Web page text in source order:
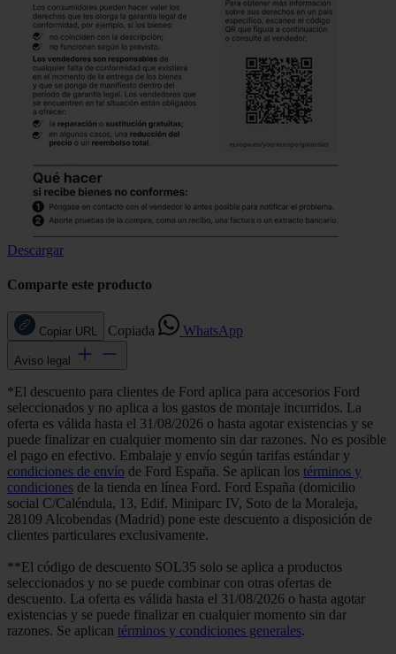
Descargar
Comparte este producto
Copiar URL Copiada WhatsApp
Aviso legal
*El descuento para clientes de Ford aplica para accesorios Ford
seleccionados y no aplica a los gastos de montaje incurridos. La
oferta es válida hasta el 31/08/2026 o hasta agotar existencias y se
puede finalizar en cualquier momento sin dar razones. No es posible
el pago en efectivo. Embalaje y envío según tarifas estándar y
condiciones de envío de Ford España. Se aplican los términos y
condiciones de la tienda en línea Ford. Ford España (domicilio
social C/Caléndula, 13, Edif. Miniparc IV, Soto de la Moraleja,
28109 Alcobendas (Madrid) pone este descuento a disposición de
clientes particulares exclusivamente.
**El código de descuento SOL35 solo se aplica a productos
seleccionados y no se puede combinar con otras ofertas de
descuento. La oferta es válida hasta el 31/08/2026 o hasta agotar
existencias y se puede finalizar en cualquier momento sin dar
razones. Se aplican términos y condiciones generales.